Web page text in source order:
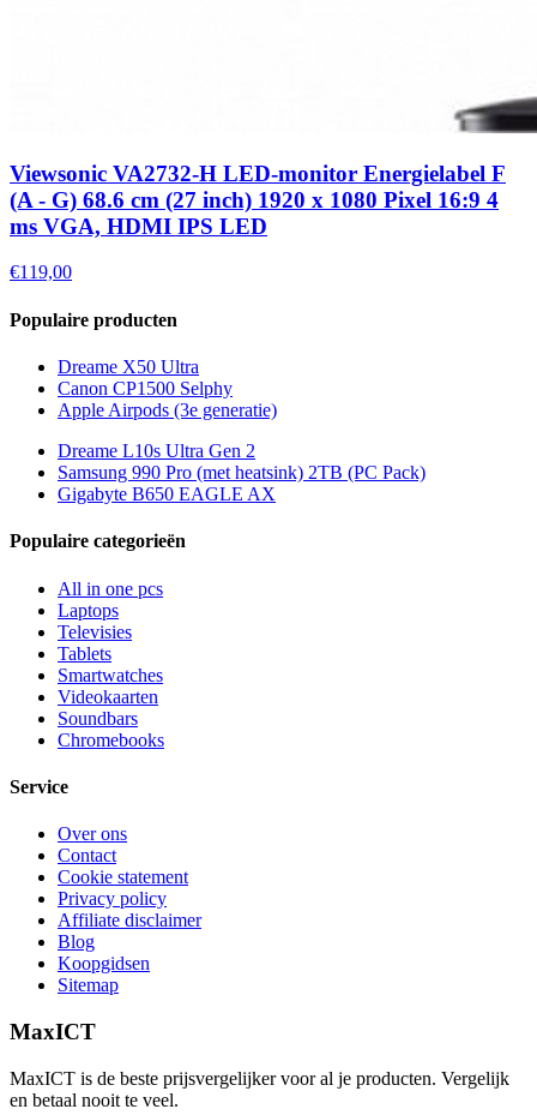
Viewsonic VA2732-H LED-monitor Energielabel F
(A - G) 68.6 cm (27 inch) 1920 x 1080 Pixel 16:9 4
ms VGA, HDMI IPS LED
€119,00
Populaire producten
Dreame X50 Ultra
Canon CP1500 Selphy
Apple Airpods (3e generatie)
Dreame L10s Ultra Gen 2
Samsung 990 Pro (met heatsink) 2TB (PC Pack)
Gigabyte B650 EAGLE AX
Populaire categorieën
All in one pcs
Laptops
Televisies
Tablets
Smartwatches
Videokaarten
Soundbars
Chromebooks
Service
Over ons
Contact
Cookie statement
Privacy policy
Affiliate disclaimer
Blog
Koopgidsen
Sitemap
MaxICT
MaxICT is de beste prijsvergelijker voor al je producten. Vergelijk
en betaal nooit te veel.